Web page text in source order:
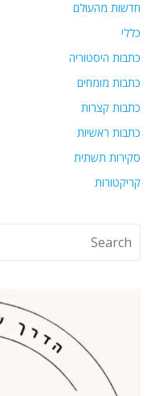
חדשות מהעולם
כללי
כתבות היסטוריה
כתבות מומחים
כתבות קצרות
כתבות ראשיות
סקירות תשתית
קריקטורות